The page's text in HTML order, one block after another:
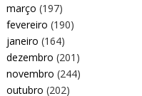
março (197)
fevereiro (190)
janeiro (164)
dezembro (201)
novembro (244)
outubro (202)